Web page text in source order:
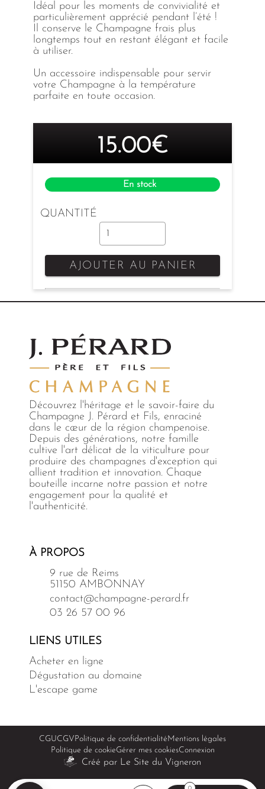
Idéal pour les moments de convivialité et
particulièrement apprécié pendant l’été !
Il conserve le Champagne frais plus
longtemps tout en restant élégant et facile
à utiliser.
Un accessoire indispensable pour servir
votre Champagne à la température
parfaite en toute occasion.
15.00€
En stock
QUANTITÉ
AJOUTER AU PANIER
Découvrez l'héritage et le savoir-faire du
Champagne J. Pérard et Fils, enraciné
dans le cœur de la région champenoise.
Depuis des générations, notre famille
cultive l'art délicat de la viticulture pour
produire des champagnes d'exception qui
allient tradition et innovation. Chaque
bouteille incarne notre passion et notre
engagement pour la qualité et
l'authenticité.
À PROPOS
9 rue de Reims
51150 AMBONNAY
contact@champagne-perard.fr
03 26 57 00 96
LIENS UTILES
Acheter en ligne
Dégustation au domaine
L'escape game
CGUCGVPolitique de confidentialitéMentions légales
Politique de cookieGérer mes cookiesConnexion
Créé par Le Site du Vigneron
0